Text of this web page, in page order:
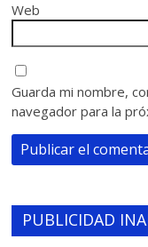
Web
Guarda mi nombre,
navegador para la
PUBLICIDAD